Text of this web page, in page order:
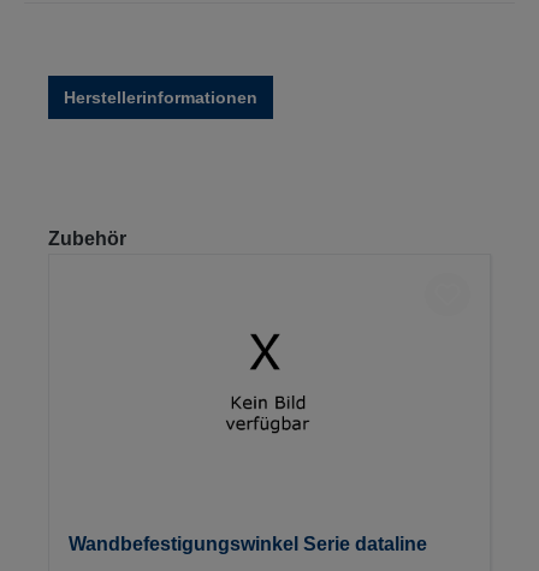
Herstellerinformationen
Produktgalerie überspringen
Zubehör
Wandbefestigungswinkel Serie dataline